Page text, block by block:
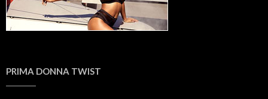
PRIMA DONNA TWIST